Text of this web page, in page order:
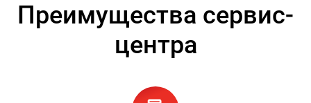
Преимущества сервис-
центра